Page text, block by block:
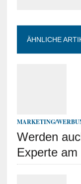
ÄHNLICHE
MARKETING/
Werden
Experte